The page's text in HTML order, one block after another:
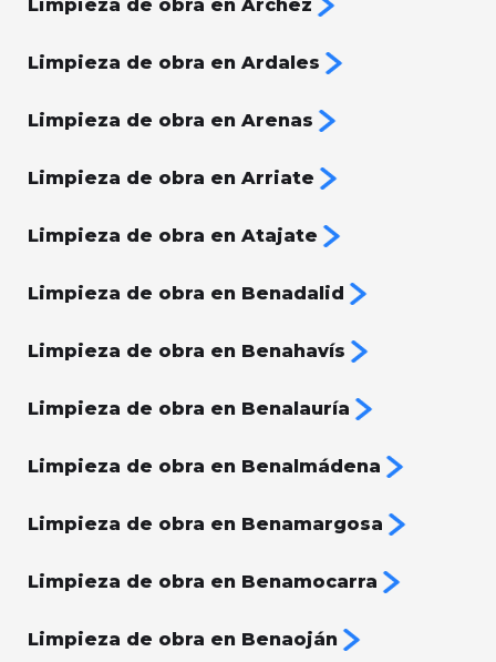
Limpieza de obra en Árchez
Limpieza de obra en Ardales
Limpieza de obra en Arenas
Limpieza de obra en Arriate
Limpieza de obra en Atajate
Limpieza de obra en Benadalid
Limpieza de obra en Benahavís
Limpieza de obra en Benalauría
Limpieza de obra en Benalmádena
Limpieza de obra en Benamargosa
Limpieza de obra en Benamocarra
Limpieza de obra en Benaoján